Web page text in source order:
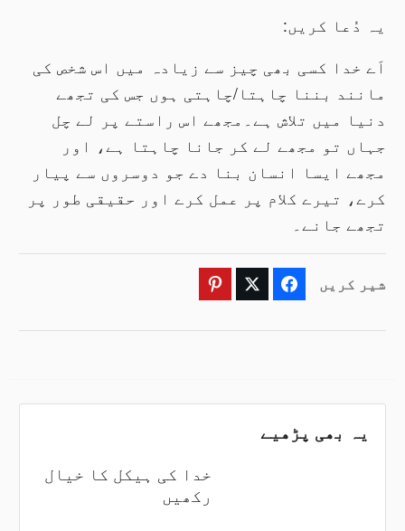
یہ دُعا کریں:
اَے خدا کسی بھی چیز سے زیادہ میں اس شخص کی
مانند بننا چاہتا/چاہتی ہوں جس کی تجھے
دنیا میں تلاش ہے۔مجھے اس راستے پر لے چل
جہاں تو مجھے لے کر جانا چاہتا ہے، اور
مجھے ایسا انسان بنا دے جو دوسروں سے پیار
کرے، تیرے کلام پر عمل کرے اور حقیقی طور پر
تجھے جانے۔
شیر کریں Facebook
Twitter
یہ بھی پڑھیے
خدا کی ہیکل کا خیال
رکھیں